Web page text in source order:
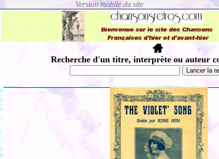
Recherche d'un titre, interprète ou auteur